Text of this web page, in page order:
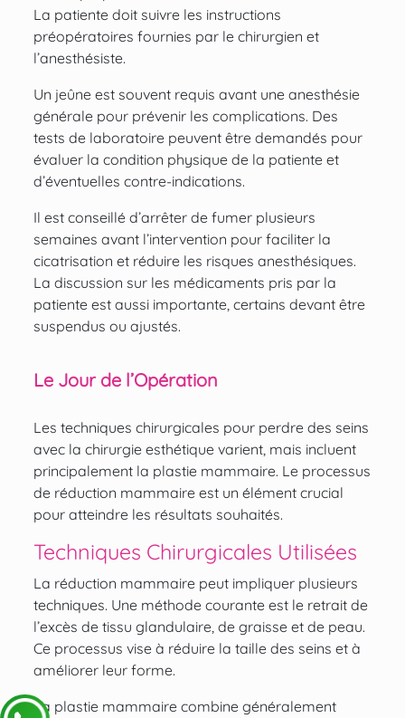
La patiente doit suivre les instructions
préopératoires fournies par le chirurgien et
l’anesthésiste.
Un jeûne est souvent requis avant une anesthésie
générale pour prévenir les complications. Des
tests de laboratoire peuvent être demandés pour
évaluer la condition physique de la patiente et
d’éventuelles contre-indications.
Il est conseillé d’arrêter de fumer plusieurs
semaines avant l’intervention pour faciliter la
cicatrisation et réduire les risques anesthésiques.
La discussion sur les médicaments pris par la
patiente est aussi importante, certains devant être
suspendus ou ajustés.
Le Jour de l’Opération
Les techniques chirurgicales pour perdre des seins
avec la chirurgie esthétique varient, mais incluent
principalement la plastie mammaire. Le processus
de réduction mammaire est un élément crucial
pour atteindre les résultats souhaités.
Techniques Chirurgicales Utilisées
La réduction mammaire peut impliquer plusieurs
techniques. Une méthode courante est le retrait de
l’excès de tissu glandulaire, de graisse et de peau.
Ce processus vise à réduire la taille des seins et à
améliorer leur forme.
La plastie mammaire combine généralement